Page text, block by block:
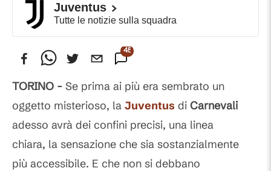
Juventus
Tutte le notizie sulla squadra
45
TORINO - Se prima ai più era sembrato un
oggetto misterioso, la Juventus di Carnevali
adesso avrà dei confini precisi, una linea
chiara, la sensazione che sia sostanzialmente
più accessibile. E che non si debbano